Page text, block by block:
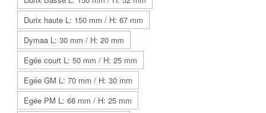
Durix haute L: 150 mm / H: 67 mm
Dymaa L: 30 mm / H: 20 mm
Egée court L: 50 mm / H: 25 mm
Egée GM L: 70 mm / H: 30 mm
Egée PM L: 68 mm / H: 25 mm